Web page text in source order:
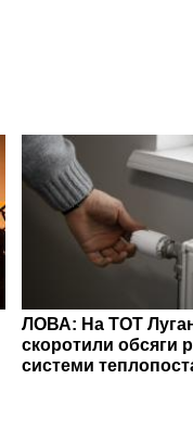
ЛОВА: На ТОТ
скоротили обсяги
системи